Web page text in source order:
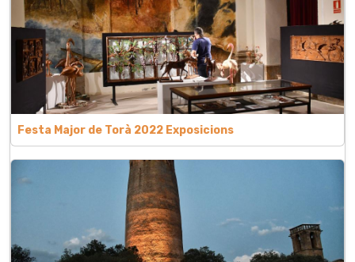
Festa Major de Torà 2022 Exposicions